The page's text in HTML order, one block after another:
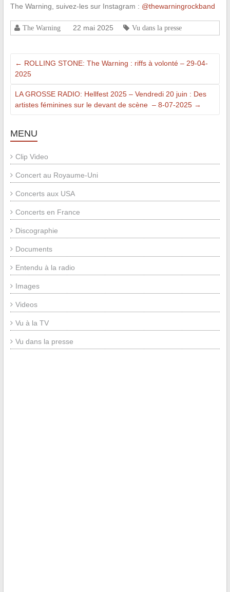
The Warning, suivez-les sur Instagram : @thewarningrockband
The Warning 22 mai 2025 Vu dans la presse
← ROLLING STONE: The Warning : riffs à volonté – 29-04-
2025
LA GROSSE RADIO: Hellfest 2025 – Vendredi 20 juin : Des
artistes féminines sur le devant de scène – 8-07-2025 →
MENU
Clip Video
Concert au Royaume-Uni
Concerts aux USA
Concerts en France
Discographie
Documents
Entendu à la radio
Images
Videos
Vu à la TV
Vu dans la presse